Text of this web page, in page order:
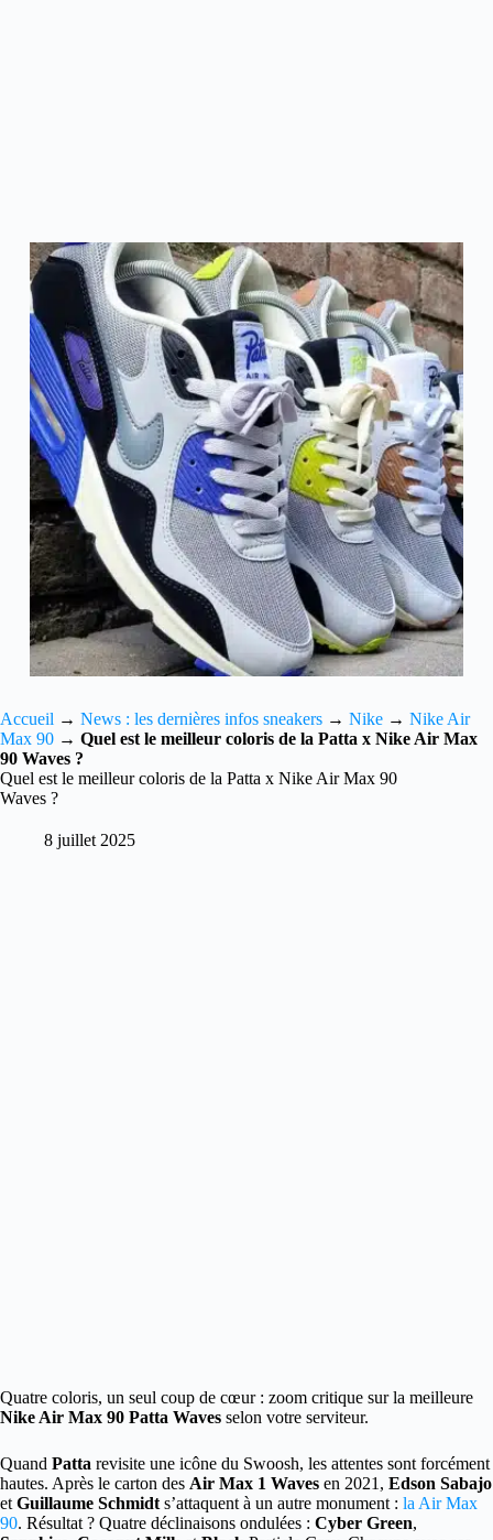
Accueil → News : les dernières infos sneakers → Nike → Nike Air
Max 90 → Quel est le meilleur coloris de la Patta x Nike Air Max
90 Waves ?
Quel est le meilleur coloris de la Patta x Nike Air Max 90
Waves ?
8 juillet 2025
Quatre coloris, un seul coup de cœur : zoom critique sur la meilleure
Nike Air Max 90 Patta Waves selon votre serviteur.
Quand Patta revisite une icône du Swoosh, les attentes sont forcément
hautes. Après le carton des Air Max 1 Waves en 2021, Edson Sabajo
et Guillaume Schmidt s’attaquent à un autre monument : la Air Max
90. Résultat ? Quatre déclinaisons ondulées : Cyber Green,